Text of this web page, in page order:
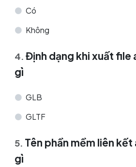
Có
Không
4. Định dạng khi xuất file
gì
GLB
GLTF
5. Tên phần mềm liên
gì